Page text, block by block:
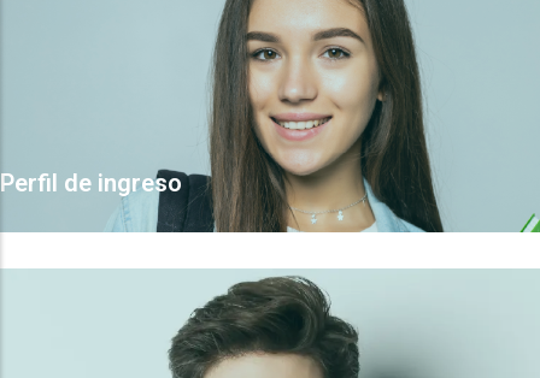
Perfil de ingreso